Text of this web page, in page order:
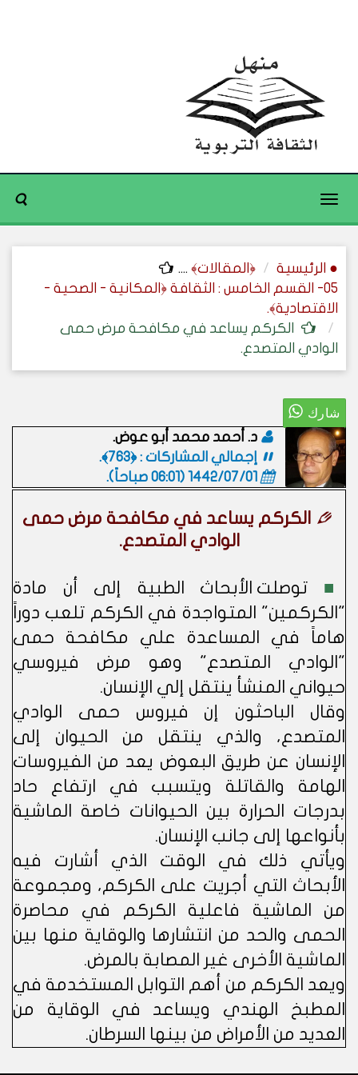
Toggle
● الرئيسية ﴿المقالات﴾ ....
05- القسم الخامس : الثقافة ﴿المكانية - الصحية -
الاقتصادية﴾.
الكركم يساعد في مكافحة مرض حمى
الوادي المتصدع.
د. أحمد محمد أبو عوض.
إجمالي المشاركات : ﴿763﴾.
1442/07/01 (06:01 صباحاً)
.
الكركم يساعد في مكافحة مرض حمى
الوادي المتصدع.
■ توصلت الأبحاث الطبية إلى أن مادة
"الكركمين" المتواجدة في الكركم تلعب دوراً
هاماً في المساعدة علي مكافحة حمى
"الوادي المتصدع" وهو مرض فيروسي
حيواني المنشأ ينتقل إلي الإنسان.
وقال الباحثون إن فيروس حمى الوادي
المتصدع، والذي ينتقل من الحيوان إلى
الإنسان عن طريق البعوض يعد من الفيروسات
الهامة والقاتلة ويتسبب في ارتفاع حاد
بدرجات الحرارة بين الحيوانات خاصة الماشية
بأنواعها إلى جانب الإنسان.
ويأتي ذلك في الوقت الذي أشارت فيه
الأبحاث التي أجريت على الكركم، ومجموعة
من الماشية فاعلية الكركم في محاصرة
الحمى والحد من انتشارها والوقاية منها بين
الماشية الأخرى غير المصابة بالمرض.
ويعد الكركم من أهم التوابل المستخدمة في
المطبخ الهندي ويساعد في الوقاية من
العديد من الأمراض من بينها السرطان.